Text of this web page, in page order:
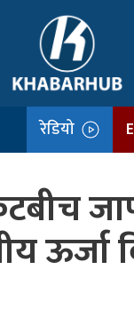
रेडियो
ऊर्जा